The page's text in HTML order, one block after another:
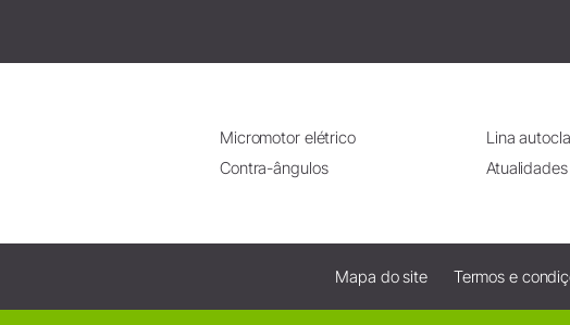
Micromotor elétrico
Contra-ângulos
Lina
Atualidades
Mapa do site Termos e